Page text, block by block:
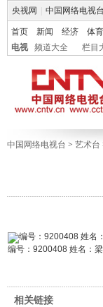
央视网 中国网络电视台
首页 新闻 经济 体育
电视
频道大全 栏目
中国网络电视台 > 艺术台
编号：9200408 姓名：
相关链接